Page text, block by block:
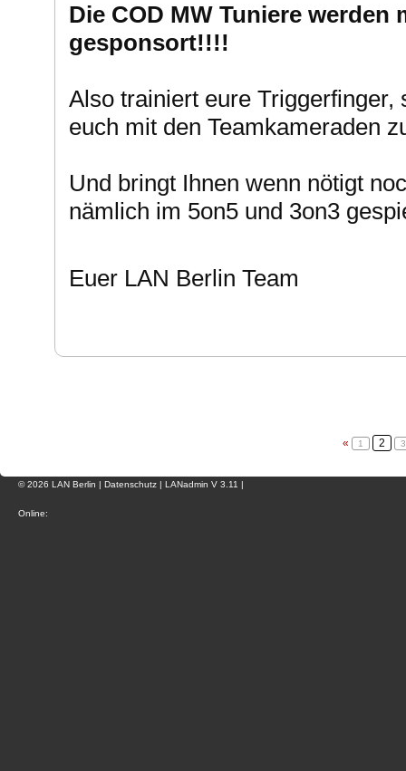
Die COD MW Tuniere
gesponsort!!!!
Also trainiert eure
euch mit den Teamkameraden
Und bringt Ihnen wenn nötigt
nämlich im 5on5 und 3on3
Euer LAN Berlin Team
« 1 2 3
© 2026 LAN Berlin | Datenschutz | LANadmin V 3.11 |
Online: